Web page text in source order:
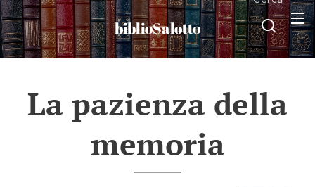
biblioSalotto
La pazienza della
memoria